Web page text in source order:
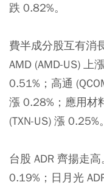
跌 0.82%。
費半成分股互有消
AMD (AMD-US) 上
0.51%；高通
漲 0.28%；應用材
(TXN-US) 漲 0.25%。
台股 ADR 齊揚走
0.19%；日月光